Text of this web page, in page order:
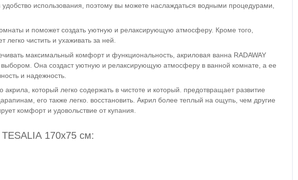
использования, поэтому вы можете наслаждаться водными процедурами,
и поможет создать уютную и релаксирующую атмосферу. Кроме того,
легко чистить и ухаживать за ней.
максимальный комфорт и функциональность, акриловая ванна RADAWAY
Она создаст уютную и релаксирующую атмосферу в ванной комнате, а ее
и надежность.
который легко содержать в чистоте и который. предотвращает развитие
его также легко. восстановить. Акрил более теплый на ощупь, чем другие
комфорт и удовольствие от купания.
170x75 см: